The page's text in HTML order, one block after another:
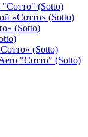
(Sotto)
«Сотто» (Sotto)
(Sotto)
(Sotto)
"Сотто" (Sotto)